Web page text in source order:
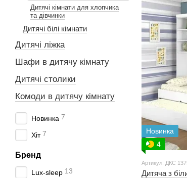
Новинка
4
Артикул: ДКС
Дитяча з
Дитячі кімнати для хлопчика
та дівчинки
Дитячі білі кімнати
Дитячі ліжка
Шафи в дитячу кімнату
Дитячі столики
Комоди в дитячу кімнату
Новинка 7
Хіт 7
Бренд
Lux-sleep 13